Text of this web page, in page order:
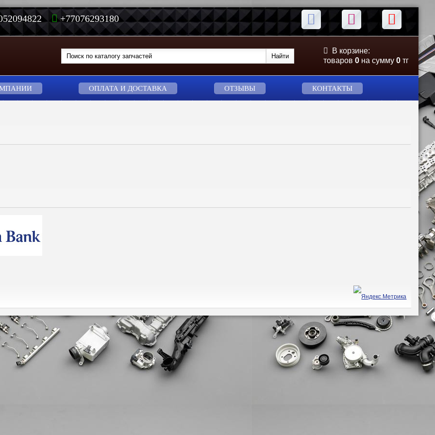
+77076293180
В корзине:
товаров0 на сумму0 тг
ОПЛАТА И ДОСТАВКА ОТЗЫВЫ КОНТАКТЫ